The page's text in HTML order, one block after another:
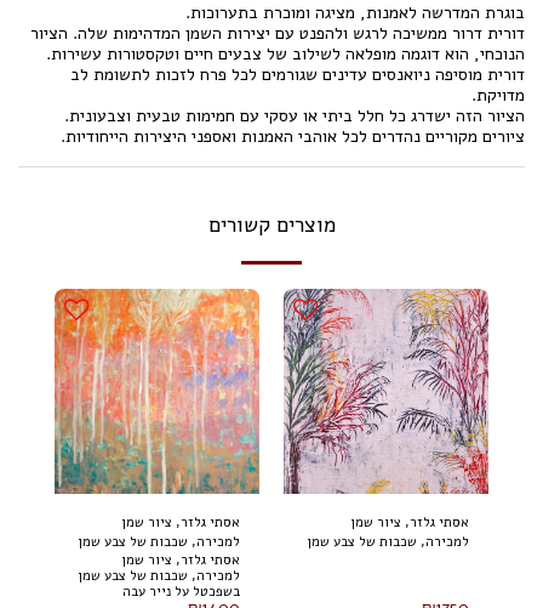
בוגרת המדרשה לאמנות, מציגה ומוכרת בתערוכות.
דורית דרור ממשיכה לרגש ולהפנט עם יצירות השמן המדהימות שלה. הציור
הנוכחי, הוא דוגמה מופלאה לשילוב של צבעים חיים וטקסטורות עשירות.
דורית מוסיפה ניואנסים עדינים שגורמים לכל פרח לזכות לתשומת לב
מדויקת.
הציור הזה ישדרג כל חלל ביתי או עסקי עם חמימות טבעית וצבעונית.
ציורים מקוריים נהדרים לכל אוהבי האמנות ואספני היצירות הייחודיות.
מוצרים קשורים
אסתי גלזר, ציור שמן
למכירה, שכבות של צבע שמן
אסתי גלזר, ציור שמן
למכירה, שכבות של צבע שמן
בשפכטל על נייר עבה
במיוחד, 60 על 40 ס"מ
אסתי גלזר, ציור שמן
למכירה, שכבות של צבע שמן
בשפכטל על נייר עבה